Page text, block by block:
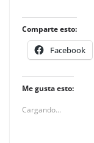
Comparte esto:
Facebook
Me gusta esto:
Cargando...